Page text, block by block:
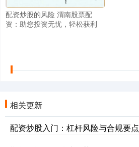
配资炒股的风险 渭南股票配
资：助您投资无忧，轻松获利
相关更新
配资炒股入门：杠杆风险与合规要点